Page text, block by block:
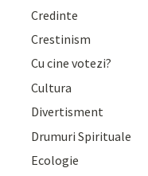
Credinte
Crestinism
Cu cine votezi?
Cultura
Divertisment
Drumuri Spirituale
Ecologie